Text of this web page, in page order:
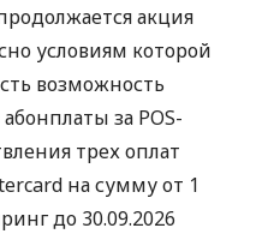
акция
условиям которой
возможность
за POS-
трех оплат
на сумму от 1
до 30.09.2026